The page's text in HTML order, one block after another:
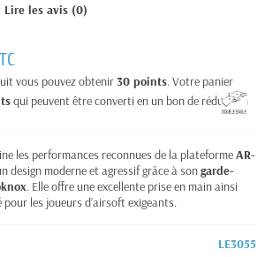
Lire les avis (0)
vous pouvez obtenir30 points. Votre panier
qui peuvent être converti en un bon de réduction
les performances reconnues de la plateformeAR-
design moderne et agressif grâce à songarde-
. Elle offre une excellente prise en main ainsi
les joueurs d’airsoft exigeants.
LE3055